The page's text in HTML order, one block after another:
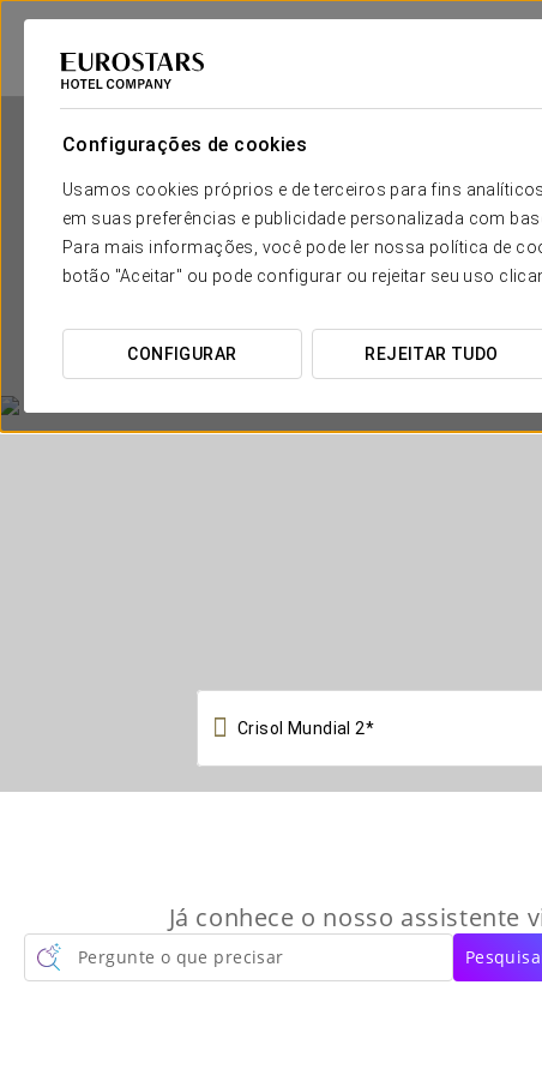
Configurações de cookies
Usamos cookies próprios e de terceiros para fins
em suas preferências e publicidade personalizada com
Para mais informações, você pode ler nossa política de
botão "Aceitar" ou pode configurar ou rejeitar seu uso
CONFIGURAR REJEITAR TUDO

Já conhece o nosso assistente
Pergunte o que precisar